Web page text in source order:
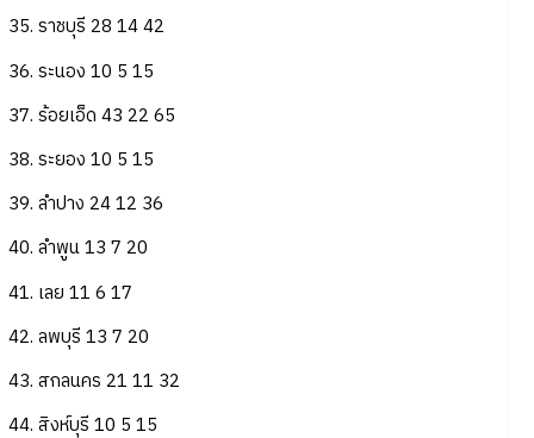
35. ราชบุรี 28 14 42
36. ระนอง 10 5 15
37. ร้อยเอ็ด 43 22 65
38. ระยอง 10 5 15
39. ลำปาง 24 12 36
40. ลำพูน 13 7 20
41. เลย 11 6 17
42. ลพบุรี 13 7 20
43. สกลนคร 21 11 32
44. สิงห์บุรี 10 5 15